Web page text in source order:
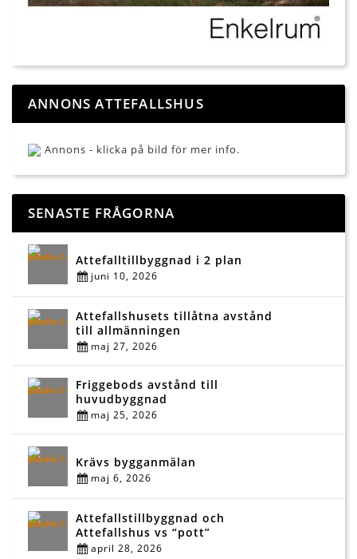
ANNONS ATTEFALLSHUS
Annons - klicka på bild för mer info.
SENASTE FRÅGORNA
Attefalltillbyggnad i 2 plan
juni 10, 2026
Attefallshusets tillåtna avstånd
till allmänningen
maj 27, 2026
Friggebods avstånd till
huvudbyggnad
maj 25, 2026
Krävs bygganmälan
maj 6, 2026
Attefallstillbyggnad och
Attefallshus vs “pott”
april 28, 2026